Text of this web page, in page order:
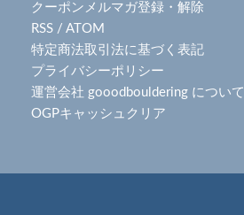
クーポンメルマガ登録・解除
RSS / ATOM
特定商法取引法に基づく表記
プライバシーポリシー
運営会社 gooodbouldering について
OGPキャッシュクリア